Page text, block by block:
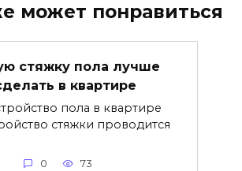
может понравиться
стяжку пола лучше
в квартире
пола в квартире
стяжки проводится
0 73